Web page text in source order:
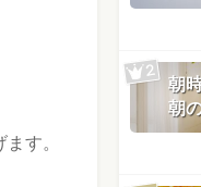
す。
朝
朝